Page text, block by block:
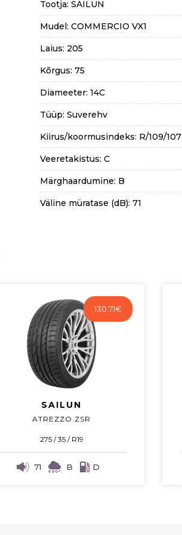
Tootja: SAILUN
Mudel: COMMERCIO VX1
Laius: 205
Kõrgus: 75
Diameeter: 14C
Tüüp: Suverehv
Kiirus/koormusindeks: R/109/107
Veeretakistus: C
Märghaardumine: B
Väline müratase (dB): 71
130.71€
SAILUN
ATREZZO ZSR
275 / 35 / R19
71 B D